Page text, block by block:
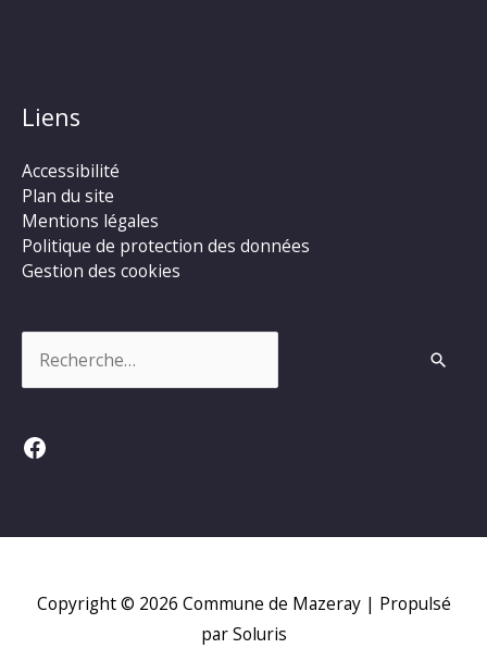
Liens
Accessibilité
Plan du site
Mentions légales
Politique de protection des données
Gestion des cookies
Facebook
Copyright © 2026 Commune de Mazeray| Propulsé
par Soluris